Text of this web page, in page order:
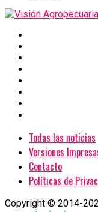
Todas las noticias
Versiones
Contacto
Políticas de
Copyright © 2014-